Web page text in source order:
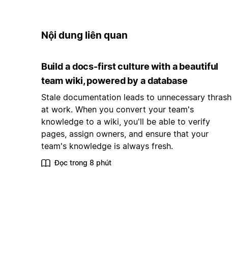
Nội dung liên quan
Build a docs-first culture with a beautiful
team wiki, powered by a database
Stale documentation leads to unnecessary thrash
at work. When you convert your team's
knowledge to a wiki, you'll be able to verify
pages, assign owners, and ensure that your
team's knowledge is always fresh.
Đọc trong 8 phút